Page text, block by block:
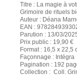
Titre : La magie à
Grimoire de rituels
Auteur : Déana
EAN :
Parution : 13/03/
Prix public : 19,90 €
Format : 16,5 x 22,5
Façonnage : Intégra
Pagination : 192
Collection : Coll.